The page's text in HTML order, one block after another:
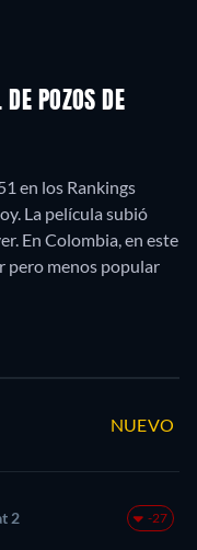
POZOS DE
en los Rankings
La película subió
En Colombia, en este
pero menos popular
NUEVO
2 -27